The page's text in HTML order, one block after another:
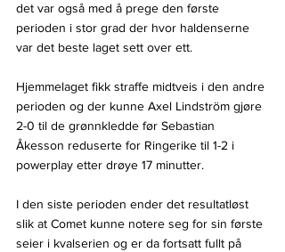
det var også med å prege den første
perioden i stor grad der hvor haldenserne
var det beste laget sett over ett.
Hjemmelaget fikk straffe midtveis i den andre
perioden og der kunne Axel Lindström gjøre
2-0 til de grønnkledde før Sebastian
Åkesson reduserte for Ringerike til 1-2 i
powerplay etter drøye 17 minutter.
I den siste perioden ender det resultatløst
slik at Comet kunne notere seg for sin første
seier i kvalserien og er da fortsatt fullt på